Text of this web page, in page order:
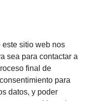
este sitio web nos
sea para contactar a
final de
para
datos, y poder